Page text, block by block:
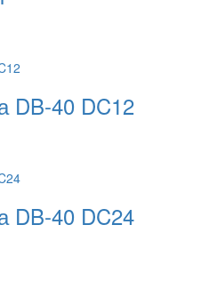
DB-40 DC12
DB-40 DC24